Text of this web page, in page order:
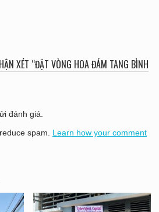
XÉT “ĐẶT VÒNG HOA ĐÁM TANG BÌNH
đánh giá.
spam. Learn how your comment